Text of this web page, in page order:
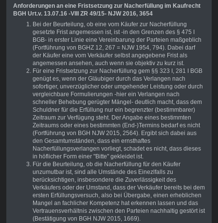
Anforderungen an eine Fristsetzung zur Nacherfüllung im Kaufrecht
BGH Urt.v. 13.07.16 -VIII ZR 49/15- NJW 2016, 3654
Bei der Beurteilung, ob eine vom Käufer zur Nacherfüllung
gesetzte Frist angemessen ist, ist -in den Grenzen des § 475 I
BGB- in erster Linie eine Vereinbarung der Parteien maßgeblich
(Fortführung von BGHZ 12, 267 = NJW 1954, 794). Dabei darf
der Käufer eine vom Verkäufer selbst angegebene Frist als
angemessen ansehen, auch wenn sie objektiv zu kurz ist.
Für eine Fristsetzung zur Nacherfüllung gem §§ 323 I, 281 I BGB
genügt es, wenn der Gläubiger durch das Verlangen nach
sofortiger, unverzüglicher oder umgehender Leistung oder durch
vergleichbare Formulierungen -hier ein Verlangen nach
schneller Behebung gerügter Mängel- deutlich macht, dass dem
Schuldner für die Erfüllung nur ein begrenzter (bestimmbarer)
Zeitraum zur Verfügung steht. Der Angabe eines bestimmten
Zeitraums oder eines bestimmten (End-)Termins bedarf es nicht
(Fortführung von BGH NJW 2015, 2564). Ergibt sich dabei aus
den Gesamtumständen, dass ein ernsthaftes
Nacherfüllungsverlangen vorliegt, schadet es nicht, dass dieses
in höflicher Form einer "Bitte" gekleidet ist.
Für die Beurteilung, ob die Nacherfüllung für den Käufer
unzumutbar ist, sind alle Umstände des Einezlfalls zu
berücksichtigen, insbesondere die Zuverlässigkeit des
Verkäufers oder der Umstand, dass der Verkäufer bereits bei dem
ersten Erfüllungsversuch, also bei Übergabe, einen erheblichen
Mangel an fachlicher Kompetenz hat erkennen lassen und das
Vertrauensverhältnis zwischen den Parteien nachhaltig gestört ist
(Bestätigung von BGH NJW 2015, 1669).